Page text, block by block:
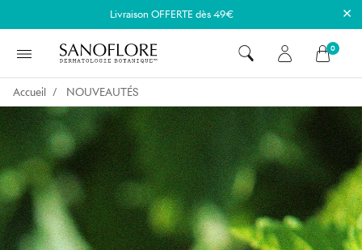
Livraison OFFERTE dès 49€ ×
0
Accueil NOUVEAUTÉS